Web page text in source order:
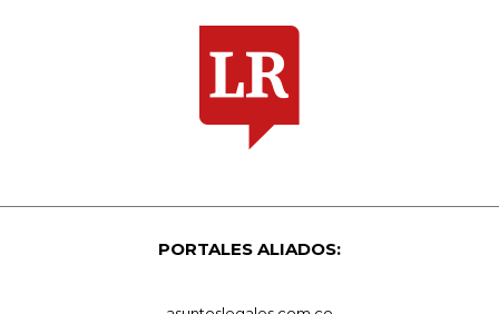
PORTALES ALIADOS: